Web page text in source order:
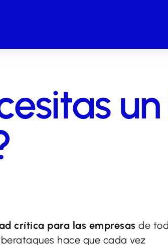
crítica para las empresas de
hace que cada vez